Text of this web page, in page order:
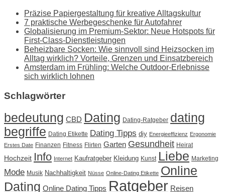
Präzise Papiergestaltung für kreative Alltagskultur
7 praktische Werbegeschenke für Autofahrer
Globalisierung im Premium-Sektor: Neue Hotspots für
First-Class-Dienstleistungen
Beheizbare Socken: Wie sinnvoll sind Heizsocken im
Alltag wirklich? Vorteile, Grenzen und Einsatzbereich
Amsterdam im Frühling: Welche Outdoor-Erlebnisse
sich wirklich lohnen
Schlagwörter
bedeutung CBD Dating Dating-Ratgeber dating
begriffe Dating Etikette Dating Tipps diy Energieeffizienz Ergonomie
Erstes Date Finanzen Fitness Flirten Garten Gesundheit Heirat
Hochzeit Info Internet Kaufratgeber Kleidung Kunst Liebe Marketing
Mode Musik Nachhaltigkeit Nüsse Online-Dating Etikette Online
Dating Online Dating Tipps Ratgeber Reisen